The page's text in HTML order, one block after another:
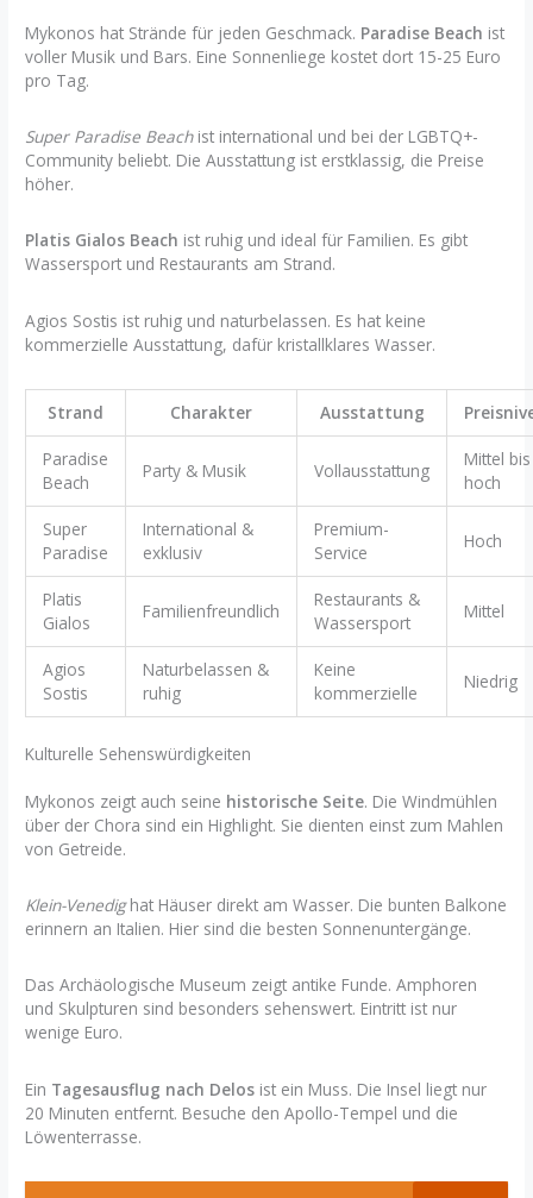
Mykonos hat Strände für jeden Geschmack. Paradise Beach ist
voller Musik und Bars. Eine Sonnenliege kostet dort 15-25 Euro
pro Tag.
Super Paradise Beachist international und bei der LGBTQ+-
Community beliebt. Die Ausstattung ist erstklassig, die Preise
höher.
Platis Gialos Beach ist ruhig und ideal für Familien. Es gibt
Wassersport und Restaurants am Strand.
Agios Sostis ist ruhig und naturbelassen. Es hat keine
kommerzielle Ausstattung, dafür kristallklares Wasser.
Strand Charakter Ausstattung
Paradise
Beach
Party & Musik Vollausstattung
Mittel bis
hoch
Super
Paradise
International &
exklusiv
Premium-
Service
Hoch
Platis
Gialos
Familienfreundlich
Restaurants &
Wassersport
Mittel
Agios
Sostis
Naturbelassen &
ruhig
Keine
kommerzielle
Niedrig
Kulturelle Sehenswürdigkeiten
Mykonos zeigt auch seine historische Seite. Die Windmühlen
über der Chora sind ein Highlight. Sie dienten einst zum Mahlen
von Getreide.
Klein-Venedighat Häuser direkt am Wasser. Die bunten Balkone
erinnern an Italien. Hier sind die besten Sonnenuntergänge.
Das Archäologische Museum zeigt antike Funde. Amphoren
und Skulpturen sind besonders sehenswert. Eintritt ist nur
wenige Euro.
Ein Tagesausflug nach Delos ist ein Muss. Die Insel liegt nur
20 Minuten entfernt. Besuche den Apollo-Tempel und die
Löwenterrasse.